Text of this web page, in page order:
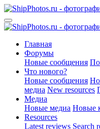
Главная
Форумы
Новые сообщения
Что нового?
Новые сообщения
медиа New resources
Медиа
Новые медиа Новые
Resources
Latest reviews Search